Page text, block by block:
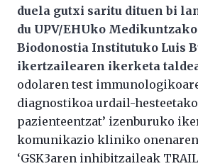
duela gutxi saritu dituen bi
du UPV/EHUko
Biodonostia Institutuko Luis
ikertzailearen ikerketa
odolaren test
diagnostikoa urdail-
pazienteentzat’ izenburuko
komunikazio kliniko onenaren
‘GSK3aren inhibitzaileak